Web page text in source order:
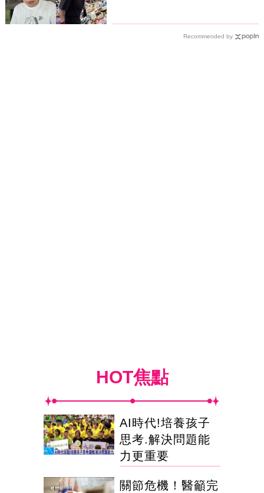
Recommended by
HOT焦點
AI時代!培養孩子
思考.解決問題能
力更重要
關節危機！醫籲完